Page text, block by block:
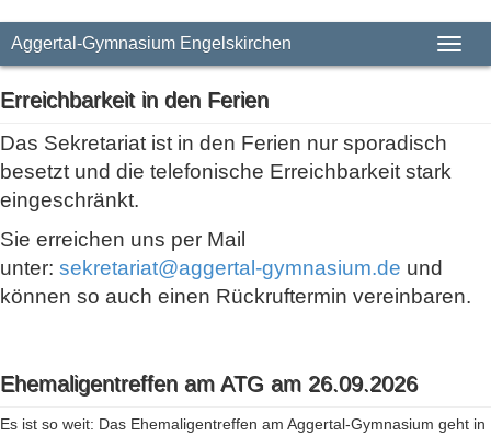
Aggertal-Gymnasium Engelskirchen
Erreichbarkeit in den Ferien
Das Sekretariat ist in den Ferien nur sporadisch
besetzt und die telefonische Erreichbarkeit stark
eingeschränkt.
Sie erreichen uns per Mail
unter: sekretariat@aggertal-gymnasium.de und
können so auch einen Rückruftermin vereinbaren.
Ehemaligentreffen am ATG am 26.09.2026
Es ist so weit: Das Ehemaligentreffen am Aggertal-Gymnasium geht in